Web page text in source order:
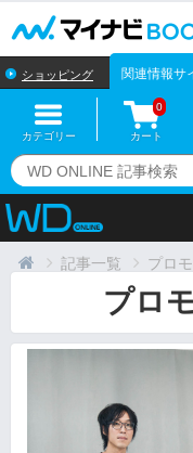
ショッピング 関連情報サ
カテゴリー カート
0
記事一覧 プロ
プロ